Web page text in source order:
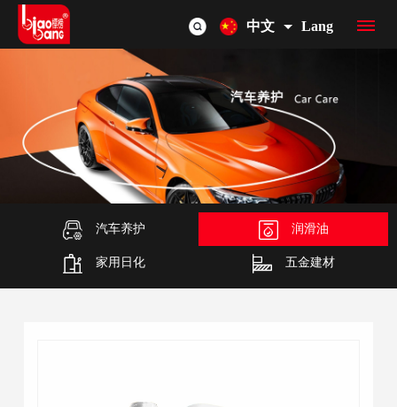
中文 Lang
首
页
品
牌
介
绍
产
品
总
OEM/ODM
联
汽车养护 润滑油
家用日化 五金建材